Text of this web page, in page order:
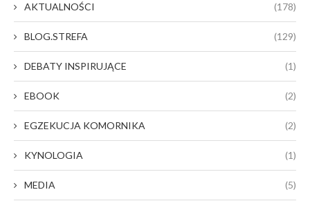
AKTUALNOŚCI (178)
BLOG.STREFA (129)
DEBATY INSPIRUJĄCE (1)
EBOOK (2)
EGZEKUCJA KOMORNIKA (2)
KYNOLOGIA (1)
MEDIA (5)